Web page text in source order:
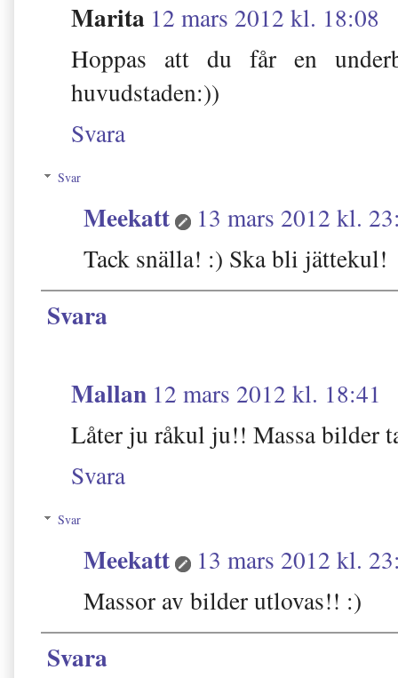
Marita 12 mars 2012 kl. 18:08
Hoppas att du får en
huvudstaden:))
Svara
Svar
Meekatt
13 mars 2012 kl.
Tack snälla! :) Ska bli jättekul!
Svara
Mallan 12 mars 2012 kl. 18:41
Låter ju råkul ju!! Massa bilder
Svara
Svar
Meekatt
13 mars 2012 kl.
Massor av bilder utlovas!! :)
Svara